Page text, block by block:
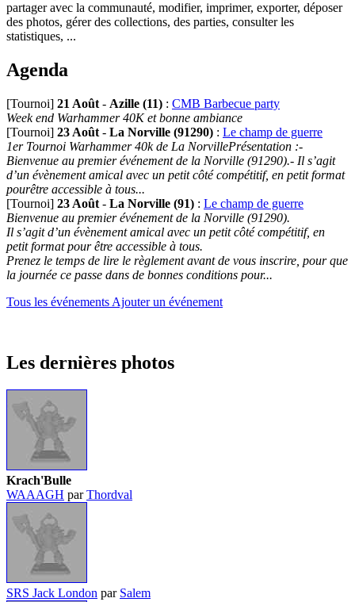
partager avec la communauté, modifier, imprimer, exporter, déposer
des photos, gérer des collections, des parties, consulter les
statistiques, ...
Agenda
[Tournoi] 21 Août - Azille (11) : CMB Barbecue party
Week end Warhammer 40K et bonne ambiance
[Tournoi] 23 Août - La Norville (91290) : Le champ de guerre
1er Tournoi Warhammer 40k de La NorvillePrésentation :-
Bienvenue au premier événement de la Norville (91290).- Il s’agit
d’un évènement amical avec un petit côté compétitif, en petit format
pourêtre accessible à tous...
[Tournoi] 23 Août - La Norville (91) : Le champ de guerre
Bienvenue au premier événement de la Norville (91290).
Il s’agit d’un évènement amical avec un petit côté compétitif, en
petit format pour être accessible à tous.
Prenez le temps de lire le règlement avant de vous inscrire, pour que
la journée ce passe dans de bonnes conditions pour...
Tous les événements Ajouter un événement
Les dernières photos
Krach'Bulle
WAAAGH parThordval
SRS Jack London par Salem